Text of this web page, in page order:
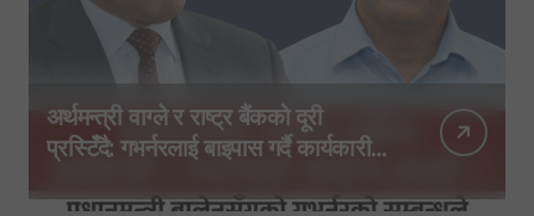
अर्थमन्त्री वाग्ले र राष्ट्र बैंकको दूरी
प्रस्टिँदै: गभर्नरलाई बाइपास गर्दै कार्यकारी